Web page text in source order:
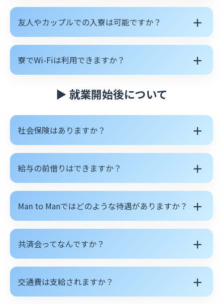
友人やカップルでの入寮は可能ですか？ ＋
寮でWi-Fiは利用できますか？ ＋
▶ 就業開始後について
社会保険はありますか？ ＋
給与の前借りはできますか？ ＋
Man to Manではどのような待遇がありますか？ ＋
共済会ってなんですか？ ＋
交通費は支給されますか？ ＋